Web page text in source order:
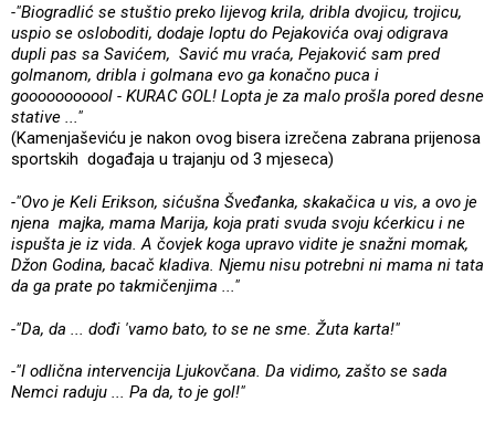
-"Biogradlić se stuštio preko lijevog krila, dribla dvojicu, trojicu,
uspio se osloboditi, dodaje loptu do Pejakovića ovaj odigrava
dupli pas sa Savićem, Savić mu vraća, Pejaković sam pred
golmanom, dribla i golmana evo ga konačno puca i
gooooooooool - KURAC GOL! Lopta je za malo prošla pored desne
stative ..."
(Kamenjaševiću je nakon ovog bisera izrečena zabrana prijenosa
sportskih događaja u trajanju od 3 mjeseca)
-"Ovo je Keli Erikson, sićušna Šveđanka, skakačica u vis, a ovo je
njena majka, mama Marija, koja prati svuda svoju kćerkicu i ne
ispušta je iz vida. A čovjek koga upravo vidite je snažni momak,
Džon Godina, bacač kladiva. Njemu nisu potrebni ni mama ni tata
da ga prate po takmičenjima ..."
-"Da, da ... dođi 'vamo bato, to se ne sme. Žuta karta!"
-"I odlična intervencija Ljukovčana. Da vidimo, zašto se sada
Nemci raduju ... Pa da, to je gol!"